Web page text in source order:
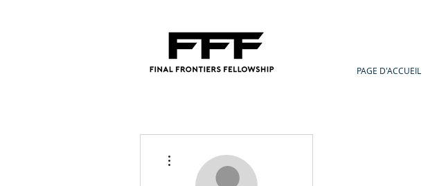
PAGE D'ACCUEIL